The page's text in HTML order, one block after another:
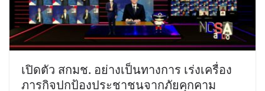
เปิดตัว สกมช. อย่างเป็นทางการ เร่งเครื่อง
ภารกิจปกป้องประชาชนจากภัยคุกคาม